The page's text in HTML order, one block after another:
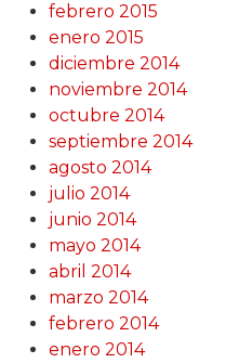
febrero 2015
enero 2015
diciembre 2014
noviembre 2014
octubre 2014
septiembre 2014
agosto 2014
julio 2014
junio 2014
mayo 2014
abril 2014
marzo 2014
febrero 2014
enero 2014